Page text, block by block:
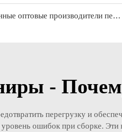
Высококачественные оптовые производители переднего нижнего рычага управления для BMW X5 E53 OE 31121096169 31121096170 31126769717
-
перегрузку и
ошибок при сборке.